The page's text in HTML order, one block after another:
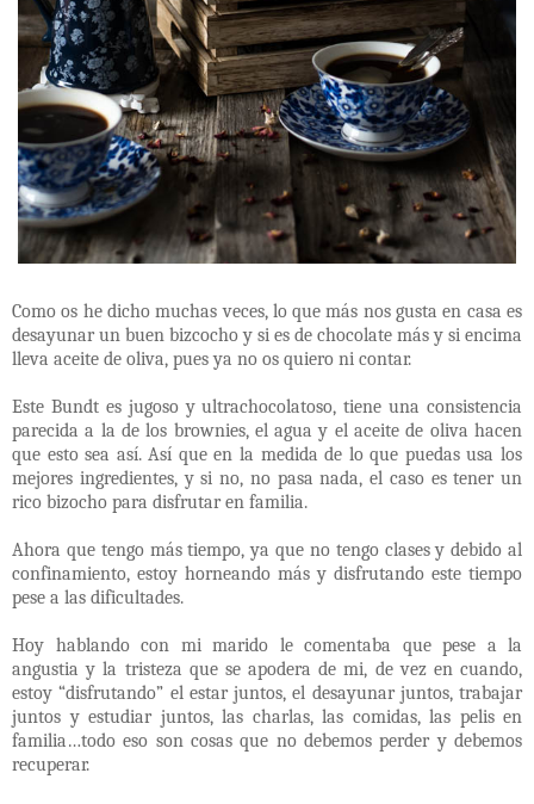
Como os he dicho muchas veces, lo que más nos gusta en casa es
desayunar un buen bizcocho y si es de chocolate más y si encima
lleva aceite de oliva, pues ya no os quiero ni contar.
Este Bundt es jugoso y ultrachocolatoso, tiene una consistencia
parecida a la de los brownies, el agua y el aceite de oliva hacen
que esto sea así. Así que en la medida de lo que puedas usa los
mejores ingredientes, y si no, no pasa nada, el caso es tener un
rico bizocho para disfrutar en familia.
Ahora que tengo más tiempo, ya que no tengo clases y debido al
confinamiento, estoy horneando más y disfrutando este tiempo
pese a las dificultades.
Hoy hablando con mi marido le comentaba que pese a la
angustia y la tristeza que se apodera de mi, de vez en cuando,
estoy “disfrutando” el estar juntos, el desayunar juntos, trabajar
juntos y estudiar juntos, las charlas, las comidas, las pelis en
familia…todo eso son cosas que no debemos perder y debemos
recuperar.